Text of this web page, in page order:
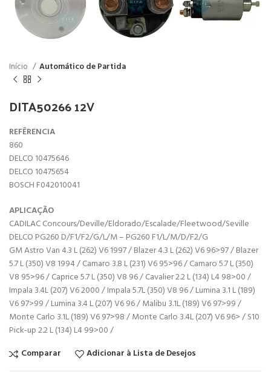
Início Automático de Partida
DITA50266 12V
REFÊRENCIA
860
DELCO 10475646
DELCO 10475654
BOSCH F042010041
APLICAÇÃO
CADILAC Concours/Deville/Eldorado/Escalade/Fleetwood/Seville
DELCO PG260 D/F1/F2/G/L/M – PG260 F1/L/M/D/F2/G
GM Astro Van 4.3 L (262) V6 1997 / Blazer 4.3 L (262) V6 96>97 / Blazer
5.7 L (350) V8 1994 / Camaro 3.8 L (231) V6 95>96 / Camaro 5.7 L (350)
V8 95>96 / Caprice 5.7 L (350) V8 96 / Cavalier 2.2 L (134) L4 98>00 /
Impala 3.4L (207) V6 2000 / Impala 5.7L (350) V8 96 / Lumina 3.1 L (189)
V6 97>99 / Lumina 3.4 L (207) V6 96 / Malibu 3.1L (189) V6 97>99 /
Monte Carlo 3.1L (189) V6 97>98 / Monte Carlo 3.4L (207) V6 96> / S10
Pick-up 2.2 L (134) L4 99>00 /
Comparar
Adicionar à Lista de Desejos